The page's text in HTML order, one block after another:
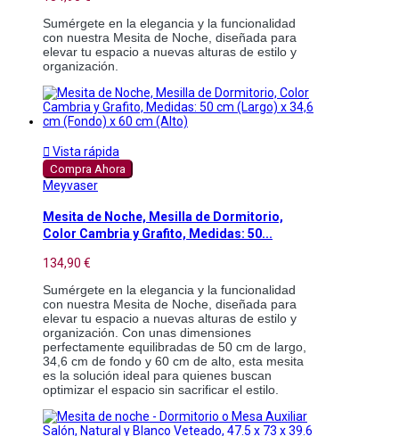
Sumérgete en la elegancia y la funcionalidad
con nuestra Mesita de Noche, diseñada para
elevar tu espacio a nuevas alturas de estilo y
organización.
 Vista rápida
Compra Ahora
Meyvaser
Mesita de Noche, Mesilla de Dormitorio,
Color Cambria y Grafito, Medidas: 50...
134,90 €
Sumérgete en la elegancia y la funcionalidad
con nuestra Mesita de Noche, diseñada para
elevar tu espacio a nuevas alturas de estilo y
organización. Con unas dimensiones
perfectamente equilibradas de 50 cm de largo,
34,6 cm de fondo y 60 cm de alto, esta mesita
es la solución ideal para quienes buscan
optimizar el espacio sin sacrificar el estilo.